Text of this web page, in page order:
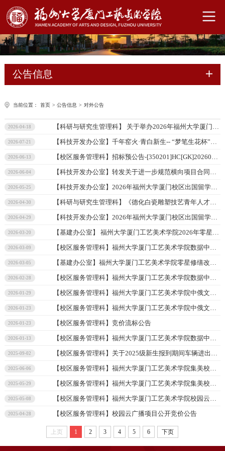
公告信息
当前位置： 首页 > 公告信息 > 对外公告
2026-04-18 【科研与研究生管理科】 关于举办2026年福州大学厦门工艺美术学院第四届“艺术•DIALOGUE•创意”研究生学术会议暨作品展的通知
2026-07-21 【科技开发办公室】千年窑火·青白新生-- “梦笔生花杯”浦城大口窑青白瓷文创设计大赛
2026-06-13 【校区服务管理科】招标预公告-[350201]HC[GK]2026034-福州大学厦门工艺美术学院集美校区物业服务
2026-06-04 【科技开发办公室】转发关于进一步规范横向项目合同管理工作的通知
2026-05-25 【科技开发办公室】2026年福州大学厦门校区出国留学项目 马来西亚精英大学--澳洲昆士兰大学 1+2+1专项班招生简章
2026-04-30 【科研与研究生管理科】 《德化白瓷雕塑技艺青年人才培训》招生简章
2026-04-29 【科技开发办公室】2026年福州大学厦门校区出国留学项目招生简章 2+2+1本硕连读项目 /1+3国际名校预科
2026-03-20 【基建办公室】 福州大学厦门工艺美术学院2026年零星修缮改造施工单位遴选库征集入围结果公示公告
2026-03-09 【校区服务管理科】福州大学厦门工艺美术学院数据中心精密空调采购及安装项目成交结果公示
2026-03-05 【基建办公室】福州大学厦门工艺美术学院零星修缮改造工程施工单位遴选库征集公告
2026-02-28 【校区服务管理科】福州大学厦门工艺美术学院数据中心精密空调采购及安装项目竞价公告
2026-01-29 【校区服务管理科】福州大学厦门工艺美术学院中俄文翻译服务项目成交结果公示
2026-01-23 【校区服务管理科】福州大学厦门工艺美术学院中俄文翻译服务竞价采购公告
2026-01-23 【校区服务管理科】竞价流标公告
2026-01-13 【校区服务管理科】福州大学厦门工艺美术学院数据中心精密空调采购及安装项目竞价公告
2025-09-02 【校区服务管理科】 关于2025级新生报到期间车辆进出集美校区的友情提示
2025-06-06 【校区服务管理科】福州大学厦门工艺美术学院集美校区消防系统维保服务项目中标结果公示
2025-05-29 【校区服务管理科】福州大学厦门工艺美术学院集美校区消防系统维保服务项目竞价公告
2025-05-08 【校区服务管理科】福州大学厦门工艺美术学院校园云广播项目中标结果公示
2025-04-28 【校区服务管理科】校园云广播项目公开竞价公告
上页 1 2 3 4 5 6 下页